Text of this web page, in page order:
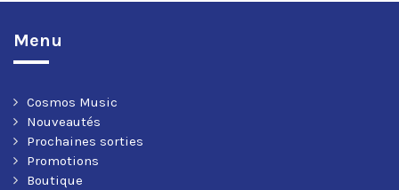
Menu
Cosmos Music
Nouveautés
Prochaines sorties
Promotions
Boutique